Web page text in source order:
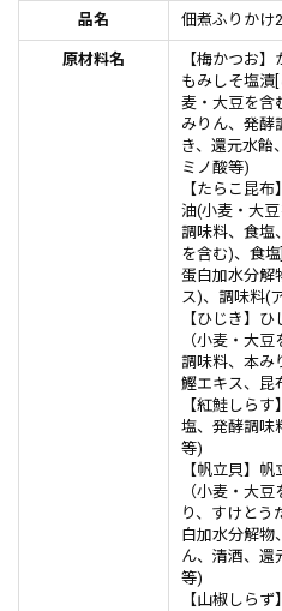
品名 佃煮ふりかけ
原材料名
【梅かつお
もみしそ塩漬
麦・大豆を含
みりん、発酵
き、還元水飴
ミノ酸等)
【たらこ昆
油(小麦・大
調味料、食塩
を含む)、食
蛋白加水分解
ス)、調味料(
【ひじき】
（小麦・大
調味料、本み
鰹エキス、昆
【紅鮭しら
塩、発酵調味
等)
【帆立貝】
（小麦・大
り、すけとう
白加水分解物
ん、清酒、還
等)
【山椒しら